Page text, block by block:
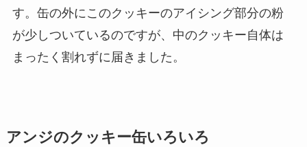
す。缶の外にこのクッキーのアイシング部分の粉
が少しついているのですが、中のクッキー自体は
まったく割れずに届きました。
アンジのクッキー缶いろいろ